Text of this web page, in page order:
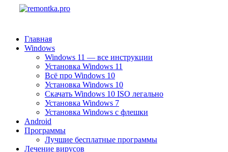
Главная
Windows
Windows 11 — все инструкции
Установка Windows 11
Всё про Windows 10
Установка Windows 10
Скачать Windows 10 ISO легально
Установка Windows 7
Установка Windows с флешки
Android
Программы
Лучшие бесплатные программы
Лечение вирусов